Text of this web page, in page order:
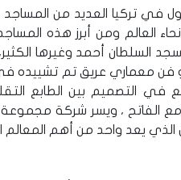
تركيا العديد من المساجد
العالم ومن أبرز هذه
السلطان أحمد وغيرها
ذو فن معماري عريق تم تشييده
في التصميم بين الطابع
الفاتح ، ويسر شركة
يعد واحد من أهم